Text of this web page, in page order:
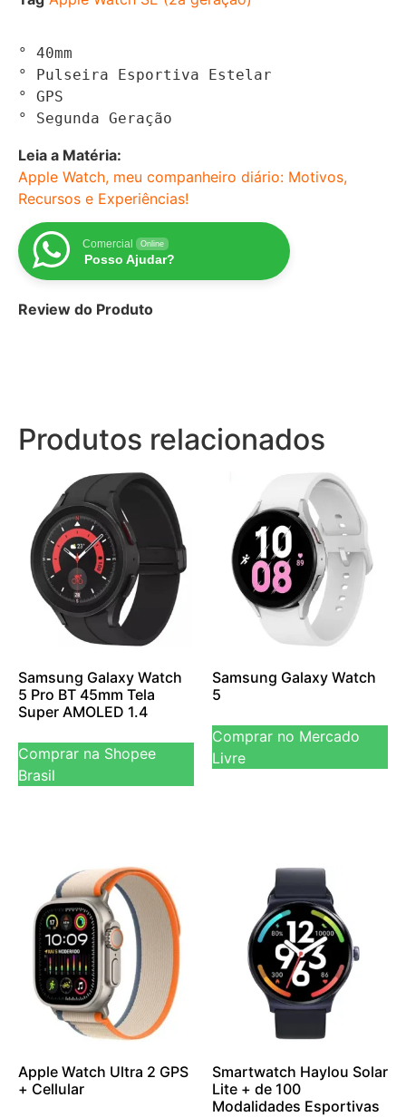
° 40mm
° Pulseira Esportiva Estelar
° GPS
° Segunda Geração
Leia a Matéria:
Apple Watch, meu companheiro diário: Motivos,
Recursos e Experiências!
Comercial Online
Posso Ajudar?
Review do Produto
Produtos relacionados
Samsung Galaxy Watch
5 Pro BT 45mm Tela
Super AMOLED 1.4
Comprar na Shopee
Brasil
Samsung Galaxy Watch
5
Comprar no Mercado
Livre
Apple Watch Ultra 2 GPS
+ Cellular
Smartwatch Haylou Solar
Lite + de 100
Modalidades Esportivas